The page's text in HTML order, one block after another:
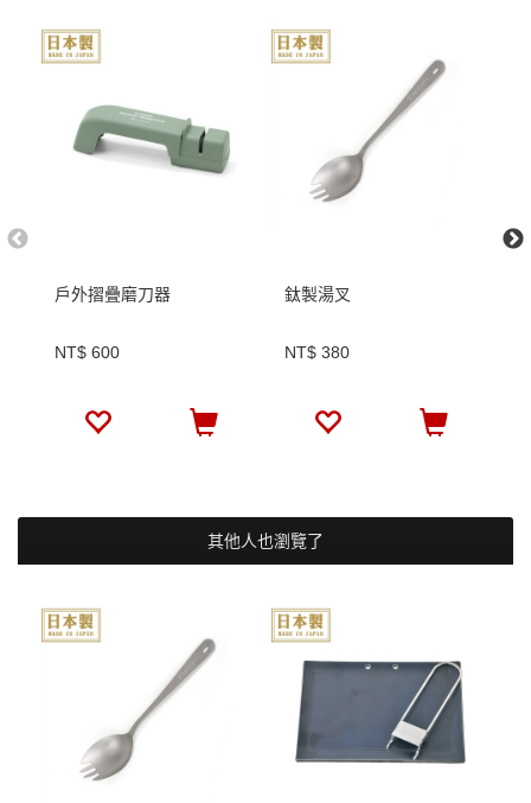
戶外摺疊磨刀器
NT$ 600
鈦製湯叉
NT$ 380
其他人也瀏覽了